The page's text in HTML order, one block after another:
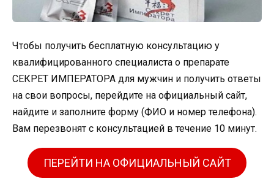
Чтобы получить бесплатную консультацию у
квалифицированного специалиста о препарате
СЕКРЕТ ИМПЕРАТОРА для мужчин и получить ответы
на свои вопросы, перейдите на официальный сайт,
найдите и заполните форму (ФИО и номер телефона).
Вам перезвонят с консультацией в течение 10 минут.
ПЕРЕЙТИ НА ОФИЦИАЛЬНЫЙ САЙТ